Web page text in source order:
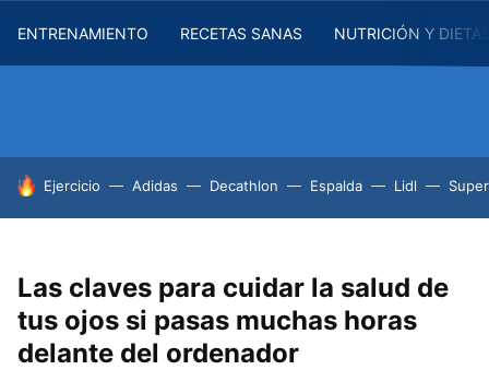
ENTRENAMIENTO RECETAS SANAS NUTRICIÓN Y
HOY SE HABLA DE
Ejercicio Adidas Decathlon Espalda Lidl
Las claves para cuidar la salud de
tus ojos si pasas muchas horas
delante del ordenador